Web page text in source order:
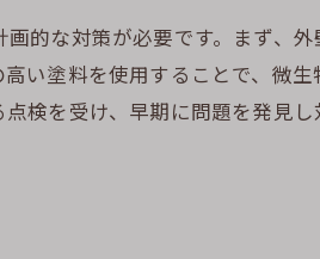
ナンス計画
理のコツ
技術の活用
はのメンテナンス計画
チェックリスト
的な対策が必要です。まず、
い塗料を使用することで、微
検を受け、早期に問題を発見